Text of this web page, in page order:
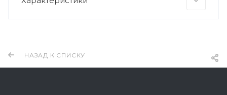
НАЗАД К СПИСКУ